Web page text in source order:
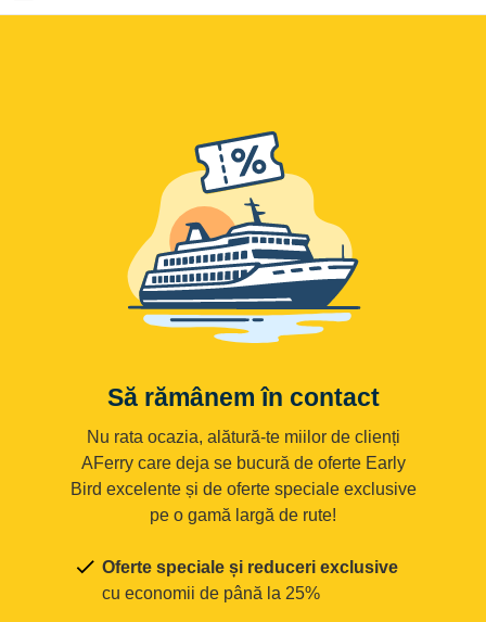
Să rămânem în contact
Nu rata ocazia, alătură-te miilor de clienți
AFerry care deja se bucură de oferte Early
Bird excelente și de oferte speciale exclusive
pe o gamă largă de rute!
Oferte speciale și reduceri exclusive
cu economii de până la 25%